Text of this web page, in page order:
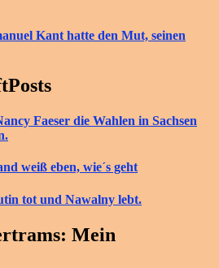
Kant hatte den Mut, seinen
Faeser die Wahlen in Sachsen
weiß eben, wie´s geht
tot und Nawalny lebt.
Mein